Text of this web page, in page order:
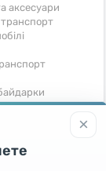
аксесуари
засоби
бізнесу
×